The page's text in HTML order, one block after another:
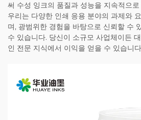
써 수성 잉크의 품질과 성능을 지속적으
우리는 다양한 인쇄 응용 분야의 과제와
며, 광범위한 경험을 바탕으로 신뢰할 수
수 있습니다. 당신이 소규모 사업체이든
인 전문 지식에서 이익을 얻을 수 있습니